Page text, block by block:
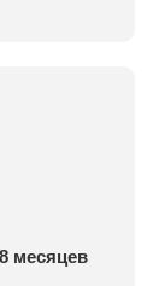
месяцев